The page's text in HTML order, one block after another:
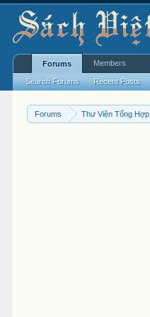
Forums Thư Viện Tổng Hợp
Forums
Search Forums Recent Posts
Members